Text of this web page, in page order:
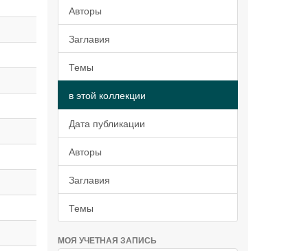
Авторы
Заглавия
Темы
в этой коллекции
Дата публикации
Авторы
Заглавия
Темы
МОЯ УЧЕТНАЯ ЗАПИСЬ